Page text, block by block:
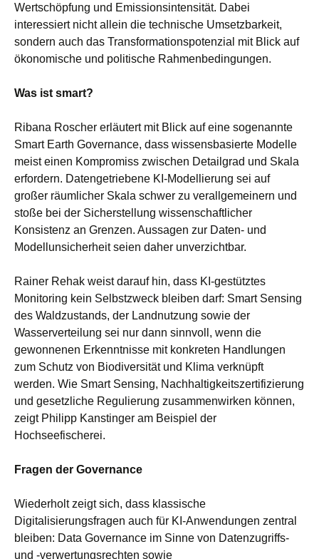
Wertschöpfung und Emissionsintensität. Dabei
interessiert nicht allein die technische Umsetzbarkeit,
sondern auch das Transformationspotenzial mit Blick auf
ökonomische und politische Rahmenbedingungen.
Was ist smart?
Ribana Roscher erläutert mit Blick auf eine sogenannte
Smart Earth Governance, dass wissensbasierte Modelle
meist einen Kompromiss zwischen Detailgrad und Skala
erfordern. Datengetriebene KI-Modellierung sei auf
großer räumlicher Skala schwer zu verallgemeinern und
stoße bei der Sicherstellung wissenschaftlicher
Konsistenz an Grenzen. Aussagen zur Daten- und
Modellunsicherheit seien daher unverzichtbar.
Rainer Rehak weist darauf hin, dass KI-gestütztes
Monitoring kein Selbstzweck bleiben darf: Smart Sensing
des Waldzustands, der Landnutzung sowie der
Wasserverteilung sei nur dann sinnvoll, wenn die
gewonnenen Erkenntnisse mit konkreten Handlungen
zum Schutz von Biodiversität und Klima verknüpft
werden. Wie Smart Sensing, Nachhaltigkeitszertifizierung
und gesetzliche Regulierung zusammenwirken können,
zeigt Philipp Kanstinger am Beispiel der
Hochseefischerei.
Fragen der Governance
Wiederholt zeigt sich, dass klassische
Digitalisierungsfragen auch für KI-Anwendungen zentral
bleiben: Data Governance im Sinne von Datenzugriffs-
und -verwertungsrechten sowie